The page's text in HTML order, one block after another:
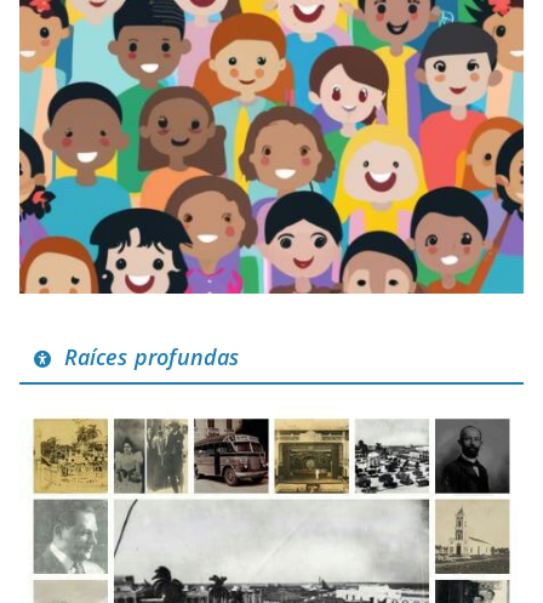
Raíces profundas